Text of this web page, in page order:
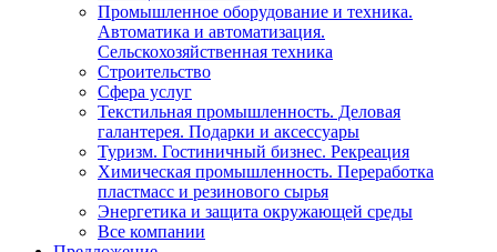
Промышленное оборудование и техника.
Автоматика и автоматизация.
Сельскохозяйственная техника
Строительство
Сфера услуг
Текстильная промышленность. Деловая
галантерея. Подарки и аксессуары
Туризм. Гостиничный бизнес. Рекреация
Химическая промышленность. Переработка
пластмасс и резинового сырья
Энергетика и защита окружающей среды
Все компании